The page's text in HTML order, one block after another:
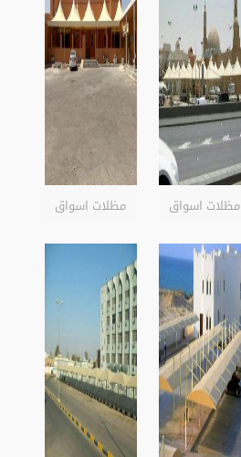
مظلات اسواق مظلات اسواق